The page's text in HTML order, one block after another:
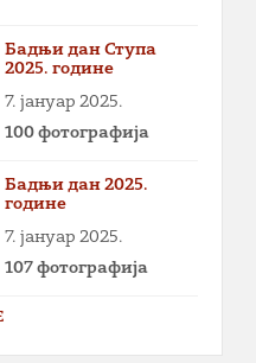
Бадњи дан Ступа
2025. године
7. јануар 2025.
100 фотографија
Бадњи дан 2025.
године
7. јануар 2025.
107 фотографија